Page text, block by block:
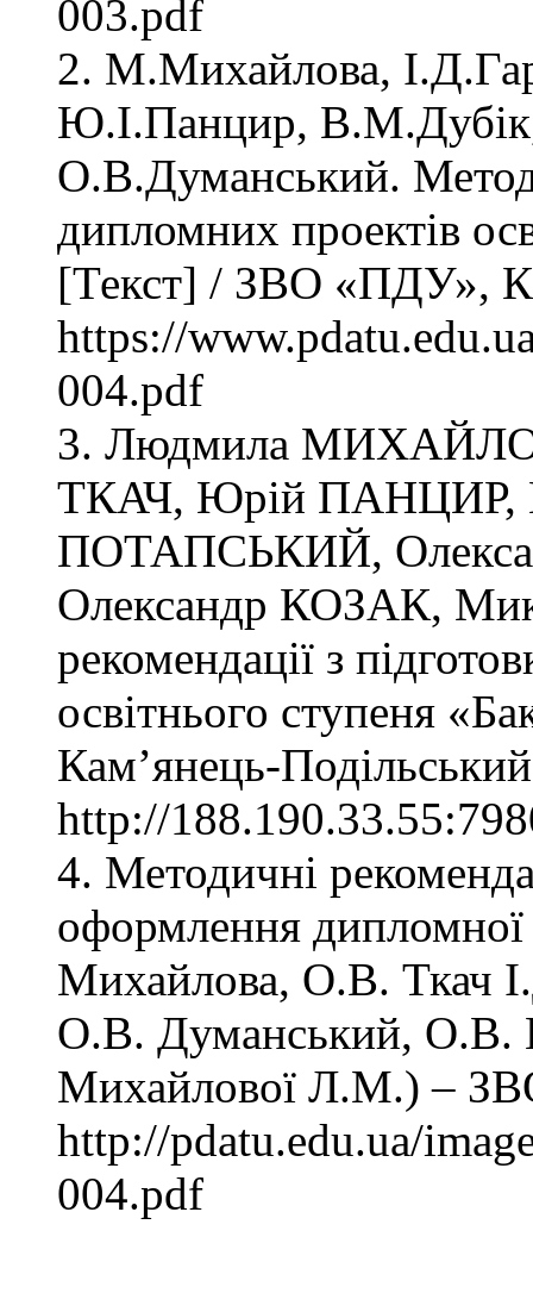
003.pdf
2. М.Михайлова,
Ю.І.Панцир,
О.В.Думанський.
дипломних проектів
[Текст] / ЗВО «ПДУ»,
https://
004.pdf
3. Людмила
ТКАЧ, Юрій ПАНЦИР,
ПОТАПСЬКИЙ,
Олександр КОЗАК,
рекомендації з
освітнього ступеня
Кам’янець-
http://
4. Методичні
оформлення
Михайлова, О.В. Ткач
О.В. Думанський, О.В.
Михайлової Л.М.) –
http://pdatu.edu.ua/
004.pdf